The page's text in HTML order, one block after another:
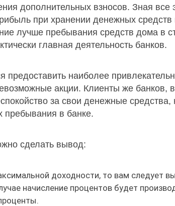
дополнительных взносов. Зная все
при хранении денежных средств
лучше пребывания средств дома в
главная деятельность банков.
предоставить наиболее
акции. Клиенты же банков,
за свои денежные средства,
пребывания в банке.
сделать вывод:
доходности, то вам следует
начисление процентов будет